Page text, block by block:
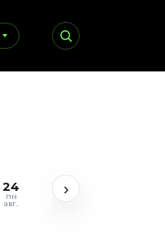
24
пн
авг.
25
вт
авг.
›